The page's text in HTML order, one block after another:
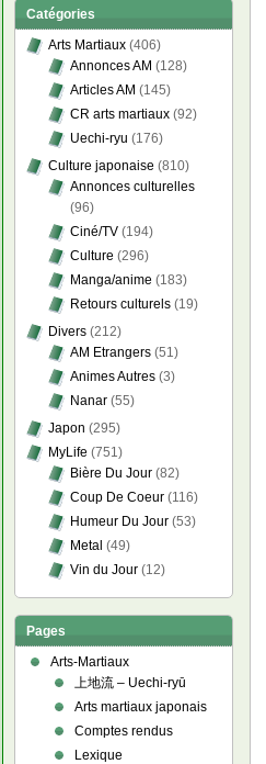
Catégories
Arts Martiaux (406)
Annonces AM (128)
Articles AM (145)
CR arts martiaux (92)
Uechi-ryu (176)
Culture japonaise (810)
Annonces culturelles
(96)
Ciné/TV (194)
Culture (296)
Manga/anime (183)
Retours culturels (19)
Divers (212)
AM Etrangers (51)
Animes Autres (3)
Nanar (55)
Japon (295)
MyLife (751)
Bière Du Jour (82)
Coup De Coeur (116)
Humeur Du Jour (53)
Metal (49)
Vin du Jour (12)
Pages
Arts-Martiaux
上地流 – Uechi-ryū
Arts martiaux japonais
Comptes rendus
Lexique